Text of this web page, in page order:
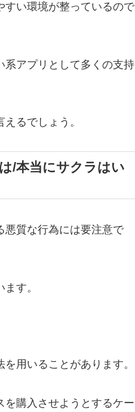
すい環境が整っているので
系アプリとして多くの支持
るでしょう。
/本当にサクラはい
悪質な行為には要注意で
す。
用いることがあります。
購入させようとするケー